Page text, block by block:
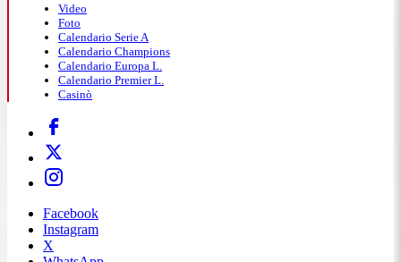
Video
Foto
Calendario Serie A
Calendario Champions
Calendario Europa L.
Calendario Premier L.
Casinò
Facebook
Instagram
X